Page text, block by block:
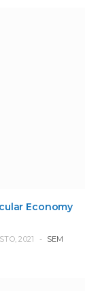
Economy
2021
SEM